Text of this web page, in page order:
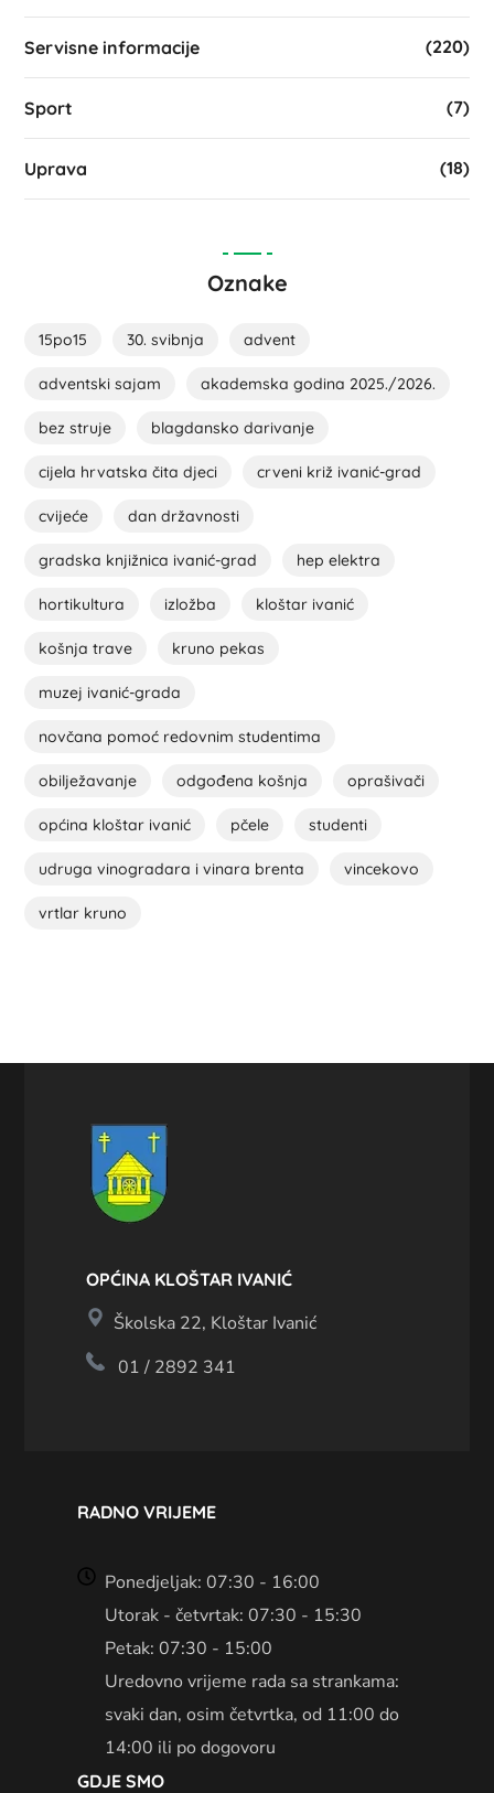
Servisne informacije (220)
Sport (7)
Uprava (18)
Oznake
15po15 30. svibnja advent
adventski sajam akademska godina 2025./2026.
bez struje blagdansko darivanje
cijela hrvatska čita djeci crveni križ ivanić-grad
cvijeće dan državnosti
gradska knjižnica ivanić-grad hep elektra
hortikultura izložba kloštar ivanić
košnja trave kruno pekas
muzej ivanić-grada
novčana pomoć redovnim studentima
obilježavanje odgođena košnja oprašivači
općina kloštar ivanić pčele studenti
udruga vinogradara i vinara brenta vincekovo
vrtlar kruno
OPĆINA KLOŠTAR IVANIĆ
Školska 22, Kloštar Ivanić
01 / 2892 341
RADNO VRIJEME
Ponedjeljak: 07:30 - 16:00
Utorak - četvrtak: 07:30 - 15:30
Petak: 07:30 - 15:00
Uredovno vrijeme rada sa strankama:
svaki dan, osim četvrtka, od 11:00 do
14:00 ili po dogovoru
GDJE SMO